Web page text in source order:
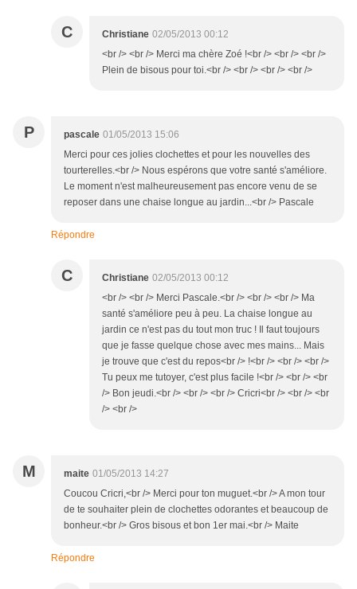
C Christiane 02/05/2013 00:12
<br /> <br /> Merci ma chère Zoé !<br /> <br /> <br />
Plein de bisous pour toi.<br /> <br /> <br /> <br />
P pascale 01/05/2013 15:06
Merci pour ces jolies clochettes et pour les nouvelles des
tourterelles.<br /> Nous espérons que votre santé s'améliore.
Le moment n'est malheureusement pas encore venu de se
reposer dans une chaise longue au jardin...<br /> Pascale
Répondre
C Christiane 02/05/2013 00:12
<br /> <br /> Merci Pascale.<br /> <br /> <br /> Ma
santé s'améliore peu à peu. La chaise longue au
jardin ce n'est pas du tout mon truc ! Il faut toujours
que je fasse quelque chose avec mes mains... Mais
je trouve que c'est du repos<br /> !<br /> <br /> <br />
Tu peux me tutoyer, c'est plus facile !<br /> <br /> <br
/> Bon jeudi.<br /> <br /> <br /> Cricri<br /> <br /> <br
/> <br />
M maite 01/05/2013 14:27
Coucou Cricri,<br /> Merci pour ton muguet.<br /> A mon tour
de te souhaiter plein de clochettes odorantes et beaucoup de
bonheur.<br /> Gros bisous et bon 1er mai.<br /> Maite
Répondre